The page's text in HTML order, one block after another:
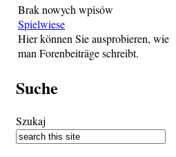
Brak nowych wpisów
Spielwiese
Hier können Sie ausprobieren, wie
man Forenbeiträge schreibt.
Suche
Szukaj